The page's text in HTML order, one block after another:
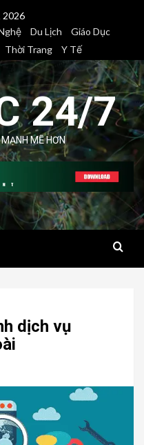
2026
Du Lịch
Giáo Dục
Thời Trang Y Tế
24/7
MẼ HƠN
dịch vụ